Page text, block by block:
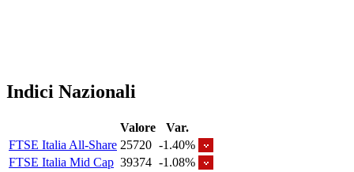
Indici Nazionali
Valore
Var.
FTSE Italia All-Share 25720 -1.40%
FTSE Italia Mid Cap 39374 -1.08%